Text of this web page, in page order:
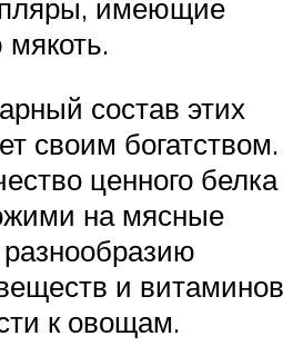
имеющие
состав этих
своим богатством.
ценного белка
на мясные
и витаминов
к овощам.